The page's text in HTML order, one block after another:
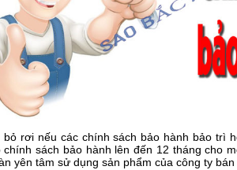
rơi nếu các chính sách bảo hành bảo trì
sách bảo hành lên đến 12 tháng cho
yên tâm sử dụng sản phẩm của công ty bán